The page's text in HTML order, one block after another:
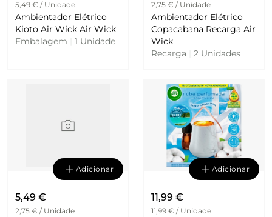
5,49 € / Unidade
Ambientador Elétrico
Kioto Air Wick Air Wick
Embalagem
1 Unidade
2,75 € / Unidade
Ambientador Elétrico
Copacabana Recarga Air
Wick
Recarga
2 Unidades
Adicionar
5,49 €
2,75 € / Unidade
Adicionar
11,99 €
11,99 € / Unidade